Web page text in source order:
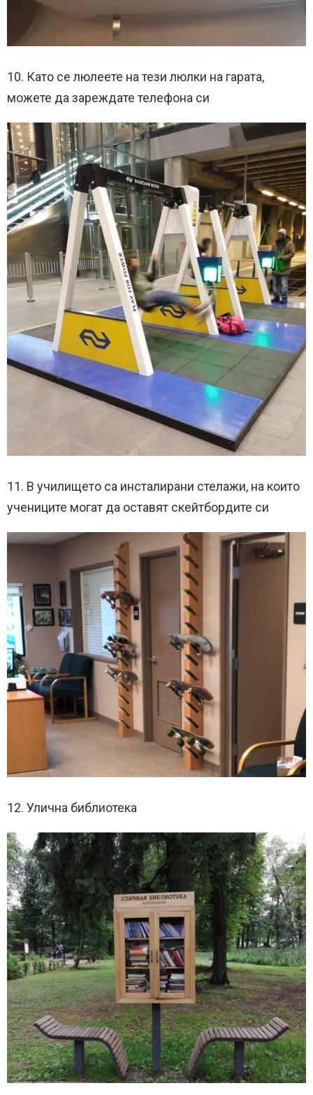
10. Като се люлеете на тези люлки на гарата,
можете да зареждате телефона си
11. В училището са инсталирани стелажи, на които
учениците могат да оставят скейтбордите си
12. Улична библиотека